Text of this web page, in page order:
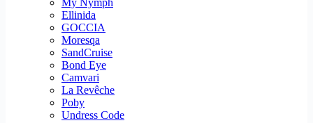
My Nymph
Ellinida
GOCCIA
Moresqa
SandCruise
Bond Eye
Camvari
La Revêche
Poby
Undress Code